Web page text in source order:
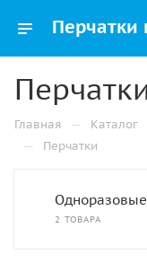
Главная — Каталог
— Перчатки
2 ТОВАРА